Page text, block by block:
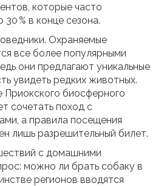
которые часто
% в конце сезона.
Охраняемые
все более популярными
они предлагают уникальные
увидеть редких животных.
биосферного
сочетать поход с
а правила посещения
лишь разрешительный билет.
с домашними
можно ли брать собаку в
регионов вводятся